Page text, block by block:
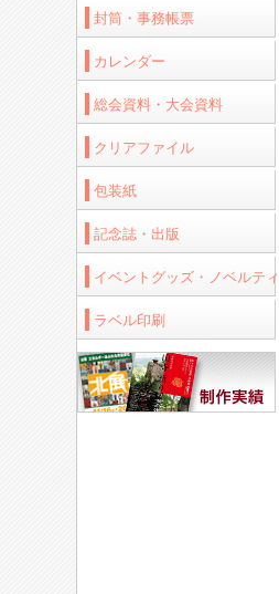
封筒・事務帳票
カレンダー
総会資料・大会資料
クリアファイル
包装紙
記念誌・出版
イベントグッズ・ノベルティ
ラベル印刷